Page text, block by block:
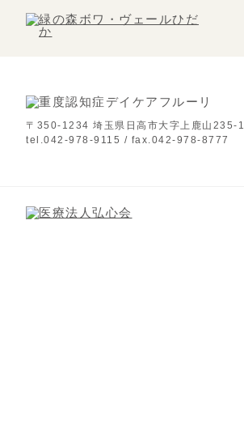
〒350-1234 埼玉県日高市大字上鹿山235-1
tel.042-978-9115 / fax.042-978-8777